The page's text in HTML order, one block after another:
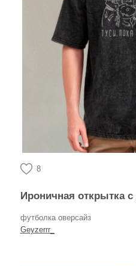
8
Ироничная открытка с
футболка оверсайз
Geyzerrr_